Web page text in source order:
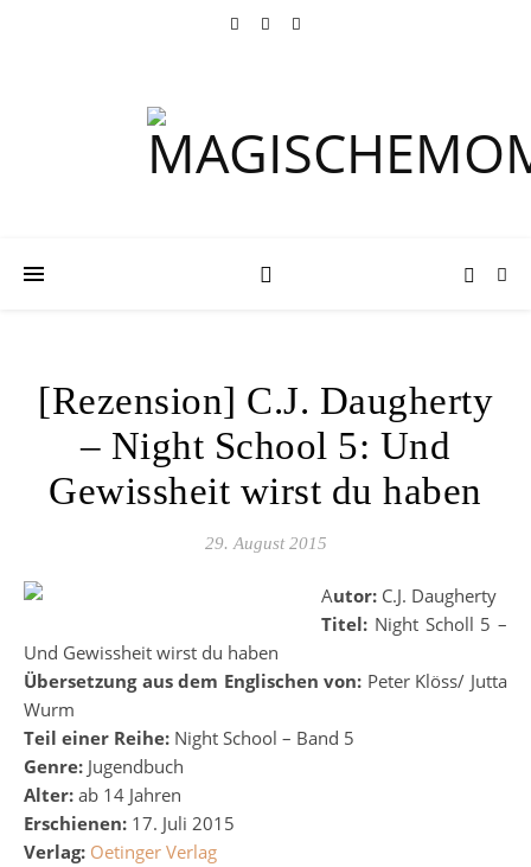
[Rezension] C.J. Daugherty
– Night School 5: Und
Gewissheit wirst du haben
29. August 2015
Autor: C.J. Daugherty
Titel: Night Scholl 5 –
Und Gewissheit wirst du haben
Übersetzung aus dem Englischen von: Peter Klöss/ Jutta
Wurm
Teil einer Reihe: Night School – Band 5
Genre: Jugendbuch
Alter: ab 14 Jahren
Erschienen: 17. Juli 2015
Verlag: Oetinger Verlag